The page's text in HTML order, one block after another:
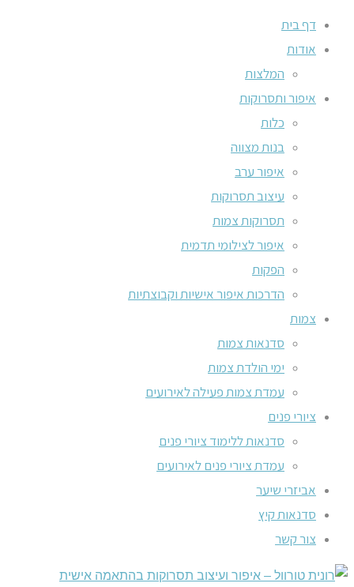
דף בית
אודות
המלצות
איפור ותסרוקות
כלות
בנות מצווה
איפור ערב
עיצוב תסרוקות
תסרוקות צמות
איפור לצילומי תדמית
הפקות
הדרכות איפור אישיות וקבוצתיות
צמות
סדנאות צמות
ימי הולדת צמות
עמדת צמות פעילה לאירועים
ציורי פנים
סדנאות ללימוד ציורי פנים
עמדת ציורי פנים לאירועים
אביזרי שיער
סדנאות קיץ
צור קשר